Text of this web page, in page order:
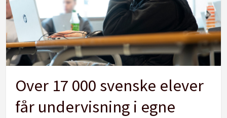
Over 17 000 svenske elever
får undervisning i egne